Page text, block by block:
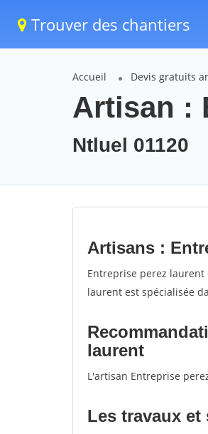
Trouver des chantiers
Accueil Devis gratuits
Artisan :
Ntluel 01120
Artisans :
Entreprise perez laurent
laurent est spécialisée
laurent
L'artisan Entreprise
Les travaux et